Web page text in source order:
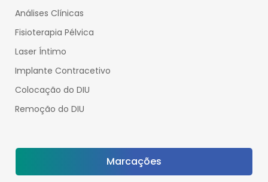
Análises Clínicas
Fisioterapia Pélvica
Laser Íntimo
Implante Contracetivo
Colocação do DIU
Remoção do DIU
Marcações